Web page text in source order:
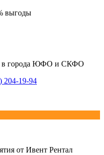
выгоды
в города ЮФО и СКФО
204-19-94
от Ивент Рентал